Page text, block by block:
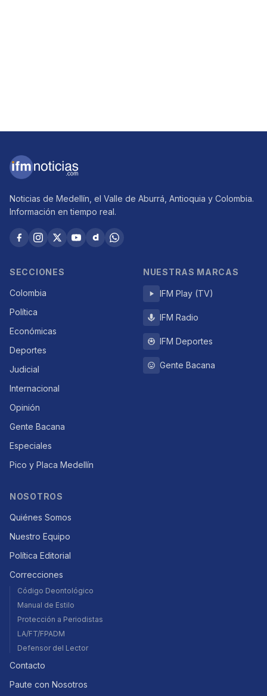
Noticias de Medellín, el Valle de Aburrá, Antioquia y Colombia.
Información en tiempo real.
SECCIONES
Colombia
Política
Económicas
Deportes
Judicial
Internacional
Opinión
Gente Bacana
Especiales
Pico y Placa Medellín
NUESTRAS MARCAS
IFM Play (TV)
IFM Radio
IFM Deportes
Gente Bacana
NOSOTROS
Quiénes Somos
Nuestro Equipo
Política Editorial
Correcciones
Código Deontológico
Manual de Estilo
Protección a Periodistas
LA/FT/FPADM
Defensor del Lector
Contacto
Paute con Nosotros